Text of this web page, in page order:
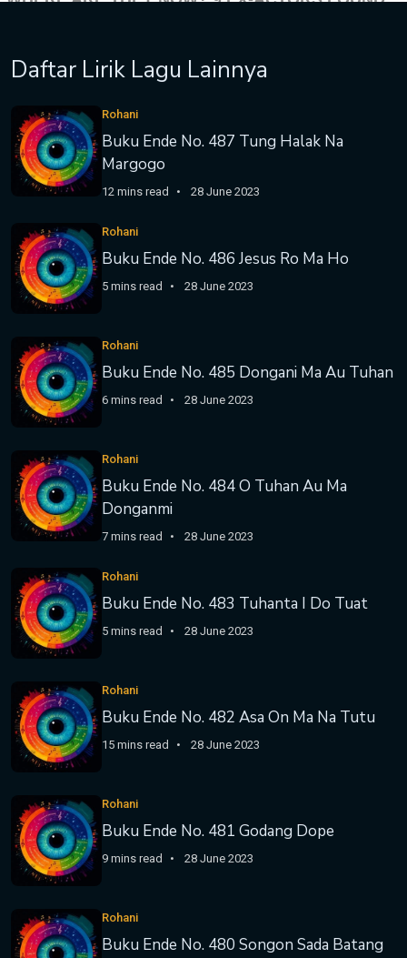
Daftar Lirik Lagu Lainnya
Rohani
Buku Ende No. 487 Tung Halak Na
Margogo
12 mins read 28 June 2023
Rohani
Buku Ende No. 486 Jesus Ro Ma Ho
5 mins read 28 June 2023
Rohani
Buku Ende No. 485 Dongani Ma Au Tuhan
6 mins read 28 June 2023
Rohani
Buku Ende No. 484 O Tuhan Au Ma
Donganmi
7 mins read 28 June 2023
Rohani
Buku Ende No. 483 Tuhanta I Do Tuat
5 mins read 28 June 2023
Rohani
Buku Ende No. 482 Asa On Ma Na Tutu
15 mins read 28 June 2023
Rohani
Buku Ende No. 481 Godang Dope
9 mins read 28 June 2023
Rohani
Buku Ende No. 480 Songon Sada Batang